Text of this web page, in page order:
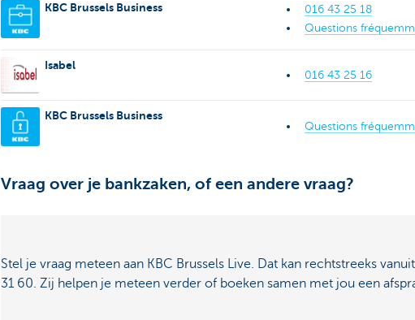
KBC Brussels Business
016 43 25 18
Questions
Isabel
016 43 25 16
KBC Brussels Business
Questions
Vraag over je bankzaken, of een andere vraag?
Stel je vraag meteen aan KBC Brussels Live. Dat kan rechtstreeks
31 60. Zij helpen je meteen verder of boeken samen met jou een